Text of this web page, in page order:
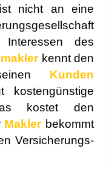
ist nicht an eine
des
kennt den
Kunden
kostengünstige
kostet den
Makler bekommt
Ver­si­che­rungs­